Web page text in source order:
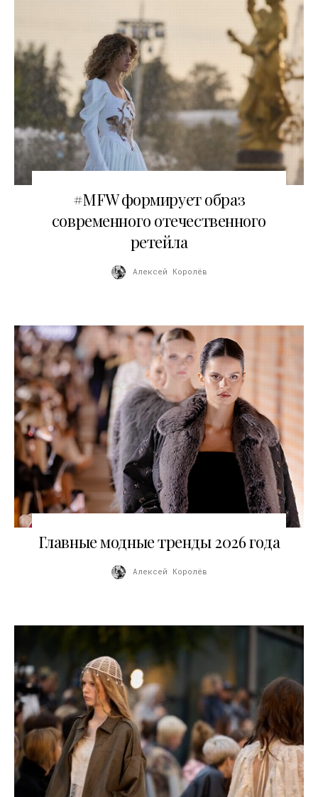
06.03.2026
#MFW формирует образ
современного отечественного
ретейла
Алексей Королёв
Главные модные тренды 2026 года
Алексей Королёв